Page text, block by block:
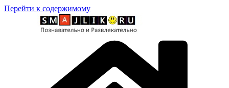
Перейти к содержимому